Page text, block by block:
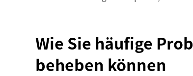
Wie Sie häufige
beheben können